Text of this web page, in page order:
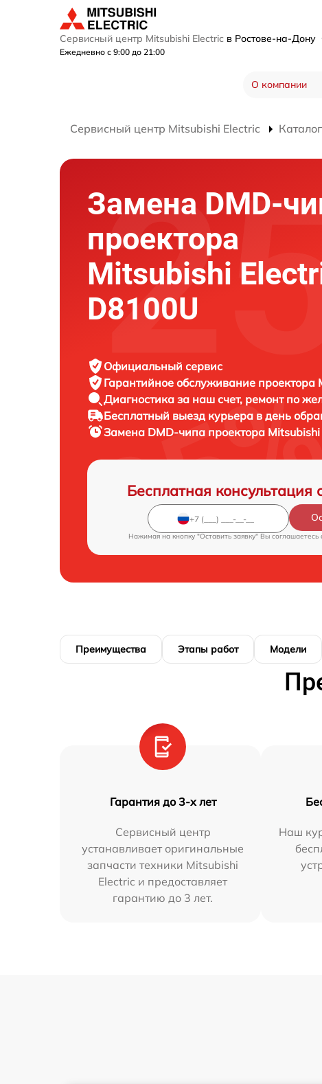
Сервисный центр Mitsubishi Electric в Ростове-на-Дону
Ежедневно с 9:00 до 21:00
О компании
Сервисный центр Mitsubishi Electric
Замена DMD-
проектора
Mitsubishi
D8100U
Официальный сервис
Гарантийное обслуживание проектора
Диагностика за наш счет, ремонт по
Бесплатный выезд курьера в день
Замена DMD-чипа проектора
Бесплатная консультация
Нажимая на кнопку "Оставить заявку" Вы соглашаетесь
Преимущества Этапы работ Модели
Гарантия до 3-х лет
Сервисный центр
устанавливает оригинальные
запчасти техники Mitsubishi
Electric и предоставляет
гарантию до 3 лет.
Наш